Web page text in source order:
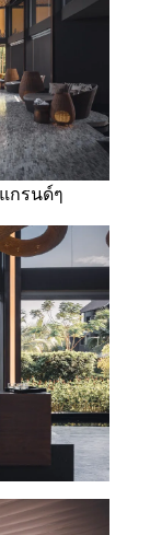
กรนด์ๆ